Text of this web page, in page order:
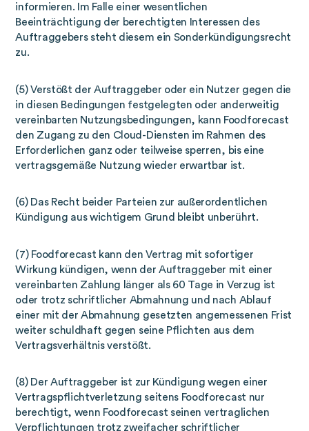
informieren. Im Falle einer wesentlichen
Beeinträchtigung der berechtigten Interessen des
Auftraggebers steht diesem ein Sonderkündigungsrecht
zu.
(5) Verstößt der Auftraggeber oder ein Nutzer gegen die
in diesen Bedingungen festgelegten oder anderweitig
vereinbarten Nutzungsbedingungen, kann Foodforecast
den Zugang zu den Cloud-Diensten im Rahmen des
Erforderlichen ganz oder teilweise sperren, bis eine
vertragsgemäße Nutzung wieder erwartbar ist.
(6) Das Recht beider Parteien zur außerordentlichen
Kündigung aus wichtigem Grund bleibt unberührt.
(7) Foodforecast kann den Vertrag mit sofortiger
Wirkung kündigen, wenn der Auftraggeber mit einer
vereinbarten Zahlung länger als 60 Tage in Verzug ist
oder trotz schriftlicher Abmahnung und nach Ablauf
einer mit der Abmahnung gesetzten angemessenen Frist
weiter schuldhaft gegen seine Pflichten aus dem
Vertragsverhältnis verstößt.
(8) Der Auftraggeber ist zur Kündigung wegen einer
Vertragspflichtverletzung seitens Foodforecast nur
berechtigt, wenn Foodforecast seinen vertraglichen
Verpflichtungen trotz zweifacher schriftlicher